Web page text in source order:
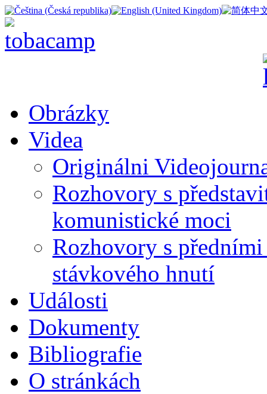
Obrázky
Videa
Originálni
Rozhovory s
komunistické moci
Rozhovory s
stávkového hnutí
Události
Dokumenty
Bibliografie
O stránkách